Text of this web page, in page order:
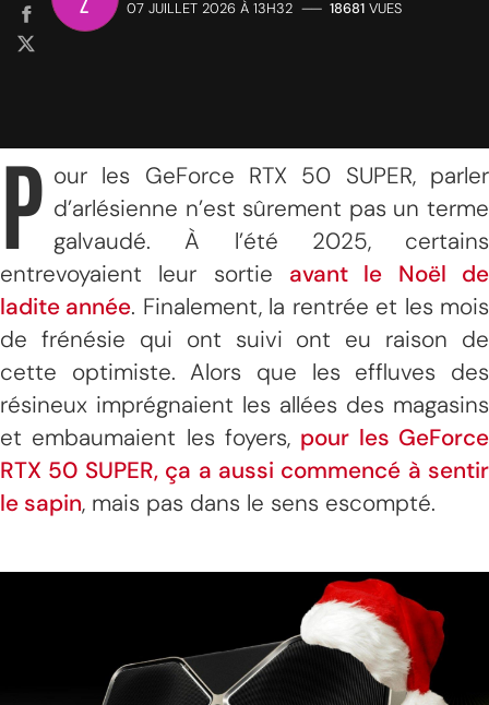
07 JUILLET 2026 À 13H32 —— 18681 VUES
P our les GeForce RTX 50 SUPER, parler
d’arlésienne n’est sûrement pas un terme
galvaudé. À l’été 2025, certains
entrevoyaient leur sortie avant le Noël de
ladite année. Finalement, la rentrée et les mois
de frénésie qui ont suivi ont eu raison de
cette optimiste. Alors que les effluves des
résineux imprégnaient les allées des magasins
et embaumaient les foyers, pour les GeForce
RTX 50 SUPER, ça a aussi commencé à sentir
le sapin, mais pas dans le sens escompté.